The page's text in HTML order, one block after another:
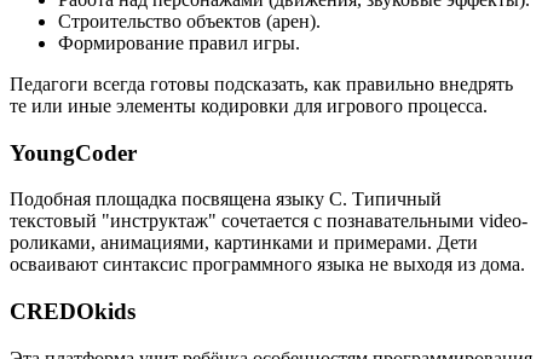
Строительство объектов (арен).
Формирование правил игры.
Педагоги всегда готовы подсказать, как правильно внедрять
те или иные элементы кодировки для игрового процесса.
YoungCoder
Подобная площадка посвящена языку C. Типичный
текстовый "инструктаж" сочетается с познавательными video-
роликами, анимациями, картинками и примерами. Дети
осваивают синтаксис программного языка не выходя из дома.
CREDOkids